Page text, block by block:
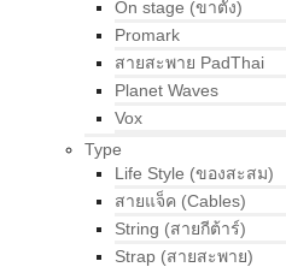
On stage (ขาตั้ง)
Promark
สายสะพาย PadThai
Planet Waves
Vox
Type
Life Style (ของสะสม)
สายแจ็ค (Cables)
String (สายกีต้าร์)
Strap (สายสะพาย)